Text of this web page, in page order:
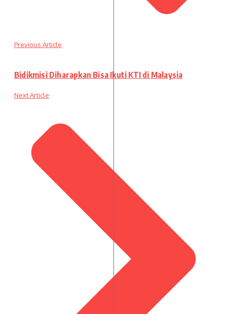
Previous Article
Bidikmisi Diharapkan Bisa Ikuti KTI di Malaysia
Next Article